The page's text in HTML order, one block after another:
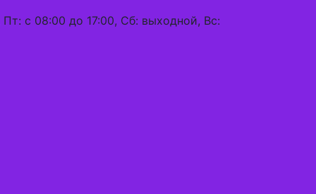
с 08:00 до 17:00, Сб: выходной, Вс: